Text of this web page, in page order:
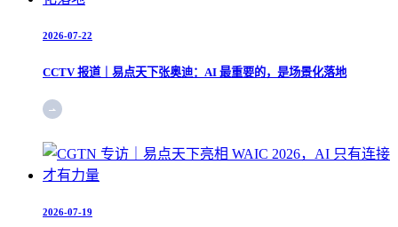
2026-07-22
CCTV 报道｜易点天下张奥迪：AI 最重要的，是场景化落地
2026-07-19